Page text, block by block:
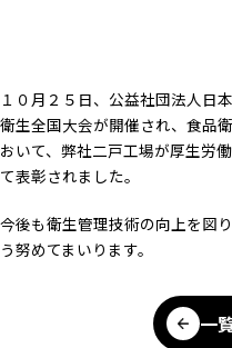
１０月２５日、公益社団法人日
衛生全国大会が開催され、食品
おいて、弊社二戸工場が厚生労
て表彰されました。
今後も衛生管理技術の向上を図
う努めてまいります。
一